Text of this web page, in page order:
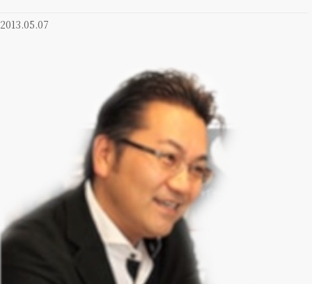
2013.05.07